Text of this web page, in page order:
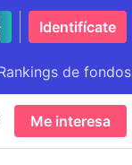
Identifícate
de fondos
Me interesa